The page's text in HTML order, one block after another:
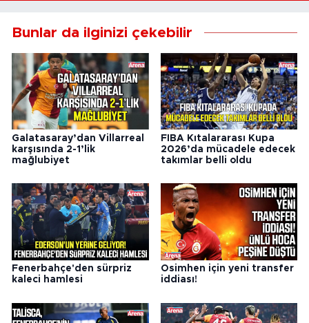
Bunlar da ilginizi çekebilir
Galatasaray’dan Villarreal
karşısında 2-1’lik
mağlubiyet
FIBA Kıtalararası Kupa
2026’da mücadele edecek
takımlar belli oldu
Fenerbahçe'den sürpriz
kaleci hamlesi
Osimhen için yeni transfer
iddiası!